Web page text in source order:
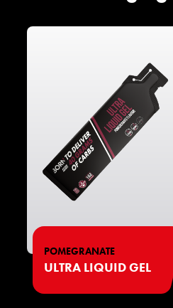
POMEGRANATE
ULTRA LIQUID GEL